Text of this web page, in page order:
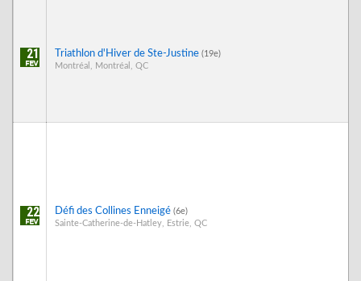
21 Triathlon d'Hiver de Ste-Justine (19e)
Montréal, Montréal, QC
22 Défi des Collines Enneigé (6e)
Sainte-Catherine-de-Hatley, Estrie, QC